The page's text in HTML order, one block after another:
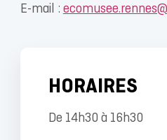
E-mail :
HORAIRES
De 14h30 à 16h30